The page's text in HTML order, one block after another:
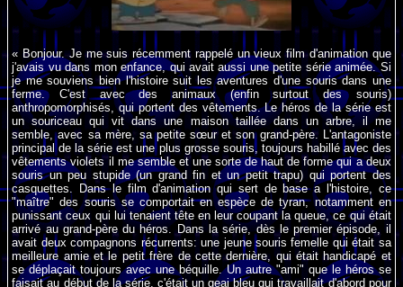
« Bonjour. Je me suis récemment rappelé un vieux film d'animation que
j'avais vu dans mon enfance, qui avait aussi une petite série animée. Si
je me souviens bien l'histoire suit les aventures d'une souris dans une
ferme. C'est avec des animaux (enfin surtout des souris)
anthropomorphisés, qui portent des vêtements. Le héros de la série est
un souriceau qui vit dans une maison taillée dans un arbre, il me
semble, avec sa mère, sa petite sœur et son grand-père. L'antagoniste
principal de la série est une plus grosse souris, toujours habillé avec des
vêtements violets il me semble et une sorte de haut de forme qui a deux
souris un peu stupide (un grand fin et un petit trapu) qui portent des
casquettes. Dans le film d'animation qui sert de base a l'histoire, ce
"maître" des souris se comportait en espèce de tyran, notamment en
punissant ceux qui lui tenaient tête en leur coupant la queue, ce qui était
arrivé au grand-père du héros. Dans la série, dès le premier épisode, il
avait deux compagnons récurrents: une jeune souris femelle qui était sa
meilleure amie et le petit frère de cette dernière, qui était handicapé et
se déplaçait toujours avec une béquille. Un autre "ami" que le héros se
faisait au début de la série, c'était un geai bleu qui travaillait d'abord pour